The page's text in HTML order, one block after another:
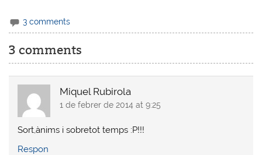
3 comments
3 comments
Miquel Rubirola
1 de febrer de 2014 at 9:25
Sort,ànims i sobretot temps :P!!!
Respon